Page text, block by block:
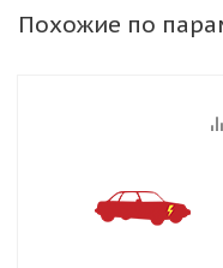
Похожие по